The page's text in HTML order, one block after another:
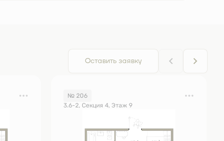
Оставить заявку
№ 206
3.6-2, Секция 4, Этаж 9